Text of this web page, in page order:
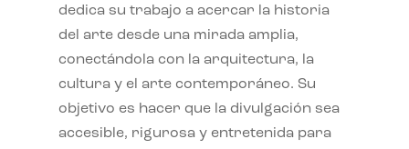
dedica su trabajo a acercar la historia
del arte desde una mirada amplia,
conectándola con la arquitectura, la
cultura y el arte contemporáneo. Su
objetivo es hacer que la divulgación sea
accesible, rigurosa y entretenida para